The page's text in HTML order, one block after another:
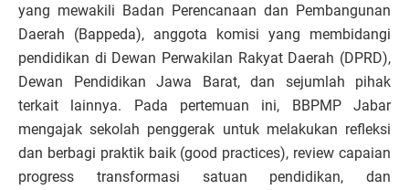
yang mewakili Badan Perencanaan dan Pembangunan
Daerah (Bappeda), anggota komisi yang membidangi
pendidikan di Dewan Perwakilan Rakyat Daerah (DPRD),
Dewan Pendidikan Jawa Barat, dan sejumlah pihak
terkait lainnya. Pada pertemuan ini, BBPMP Jabar
mengajak sekolah penggerak untuk melakukan refleksi
dan berbagi praktik baik (good practices), review capaian
progress transformasi satuan pendidikan, dan